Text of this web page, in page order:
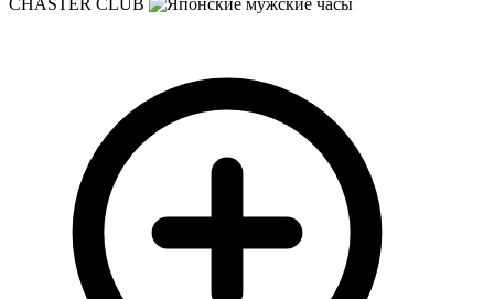
CHASTER CLUB